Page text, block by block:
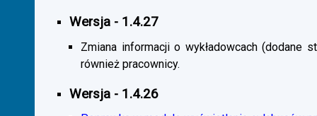
Wersja - 1.4.27
Zmiana informacji o wykładowcach (dodane
również pracownicy.
Wersja - 1.4.26